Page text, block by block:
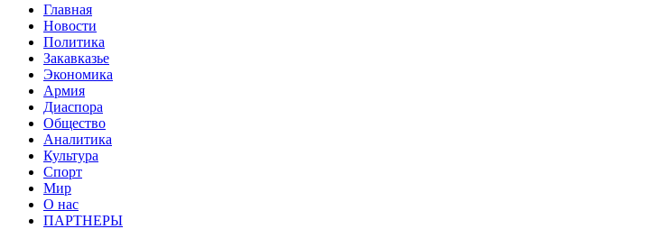
Главная
Новости
Политика
Закавказье
Экономика
Армия
Диаспора
Общество
Аналитика
Культура
Спорт
Мир
О нас
ПАРТНЕРЫ